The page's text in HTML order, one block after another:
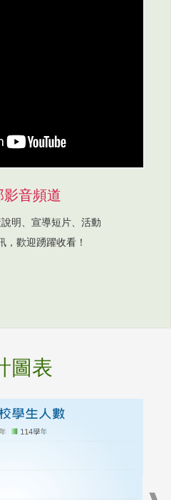
影音頻道
明、宣導短片、活動
，歡迎踴躍收看！
圖表